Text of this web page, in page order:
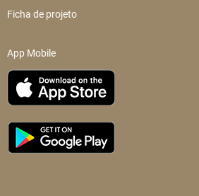
Ficha de projeto
App Mobile